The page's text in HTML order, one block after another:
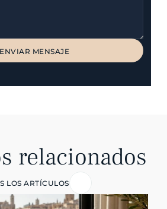
ENVIAR MENSAJE
relacionados
LOS ARTÍCULOS